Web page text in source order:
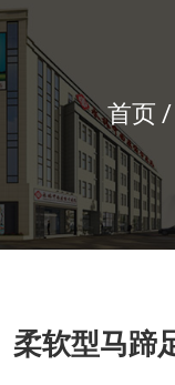
首页
柔软型马蹄